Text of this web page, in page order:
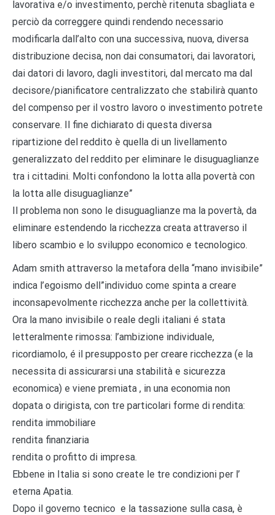
lavorativa e/o investimento, perchè ritenuta sbagliata e
perciò da correggere quindi rendendo necessario
modificarla dall’alto con una successiva, nuova, diversa
distribuzione decisa, non dai consumatori, dai lavoratori,
dai datori di lavoro, dagli investitori, dal mercato ma dal
decisore/pianificatore centralizzato che stabilirà quanto
del compenso per il vostro lavoro o investimento potrete
conservare. Il fine dichiarato di questa diversa
ripartizione del reddito è quella di un livellamento
generalizzato del reddito per eliminare le disuguaglianze
tra i cittadini. Molti confondono la lotta alla povertà con
la lotta alle disuguaglianze”
Il problema non sono le disuguaglianze ma la povertà, da
eliminare estendendo la ricchezza creata attraverso il
libero scambio e lo sviluppo economico e tecnologico.
Adam smith attraverso la metafora della “mano invisibile”
indica l’egoismo dell”individuo come spinta a creare
inconsapevolmente ricchezza anche per la collettività.
Ora la mano invisibile o reale degli italiani é stata
letteralmente rimossa: l’ambizione individuale,
ricordiamolo, é il presupposto per creare ricchezza (e la
necessita di assicurarsi una stabilità e sicurezza
economica) e viene premiata , in una economia non
dopata o dirigista, con tre particolari forme di rendita:
rendita immobiliare
rendita finanziaria
rendita o profitto di impresa.
Ebbene in Italia si sono create le tre condizioni per l’
eterna Apatia.
Dopo il governo tecnico e la tassazione sulla casa, è